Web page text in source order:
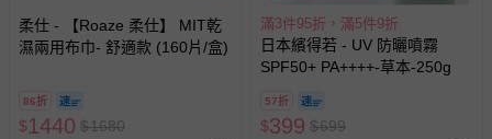
柔仕 - 【Roaze 柔仕】 MIT乾
濕兩用布巾- 舒適款 (160片/盒)
86折
$1440 $1680
滿3件95折，滿5件9折
日本繽得若 - UV 防曬噴霧
SPF50+ PA++++-草本-250g
57折
$399 $699